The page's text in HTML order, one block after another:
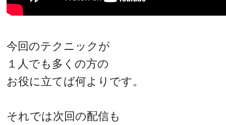
今回のテクニックが
１人でも多くの方の
お役に立てば何よりです。
それでは次回の配信も